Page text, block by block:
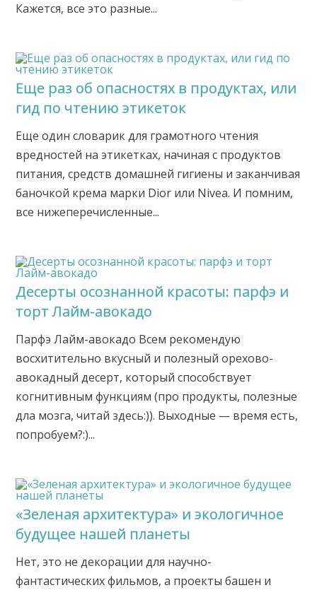
Кажется, все это разные...
Еще раз об опасностях в продуктах, или
гид по чтению этикеток
Еще один словарик для грамотного чтения
вредностей на этикетках, начиная с продуктов
питания, средств домашней гигиены и заканчивая
баночкой крема марки Dior или Nivea. И помним,
все нижеперечисленные...
Десерты осознанной красоты: парфэ и
торт Лайм-авокадо
Парфэ Лайм-авокадо Всем рекомендую
восхитительно вкусный и полезный орехово-
авокадный десерт, который способствует
когнитивным функциям (про продукты, полезные
дла мозга, читай здесь:)). Выходные — время есть,
попробуем?:)...
«Зеленая архитектура» и экологичное
будущее нашей планеты
Нет, это не декорации для научно-
фантастических фильмов, а проекты башен и